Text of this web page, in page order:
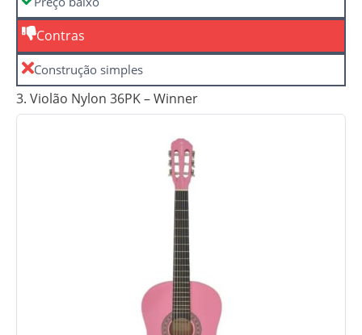
Contras
Construção simples
3. Violão Nylon 36PK – Winner